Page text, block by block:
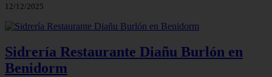
12/12/2025
Sidrería Restaurante Diañu Burlón en
Benidorm